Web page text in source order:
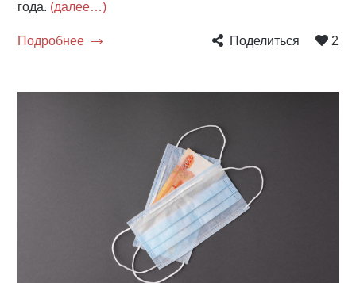
года. (далее…)
Подробнее Поделиться 2